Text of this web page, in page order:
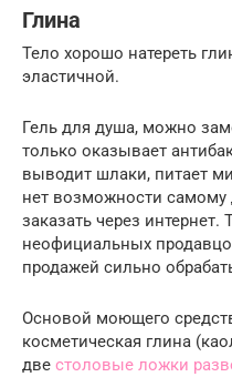
Глина
Тело хорошо натереть
эластичной.
Гель для душа, можно
только оказывает
выводит шлаки, питает
нет возможности самому
заказать через интернет.
неофициальных
продажей сильно
Основой моющего
косметическая глина
две столовые ложки